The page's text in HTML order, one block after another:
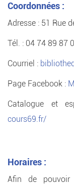
Coordonnées :
Adresse : 51 Rue
Tél. : 04 74 89 87
Courriel :
Page Facebook :
Catalogue et
cours69.fr/
Horaires :
Afin de pouvoir